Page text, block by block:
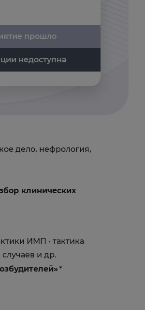
прошло
недоступна
дело, нефрология,
клинических
ИМП • тактика
и др.
*